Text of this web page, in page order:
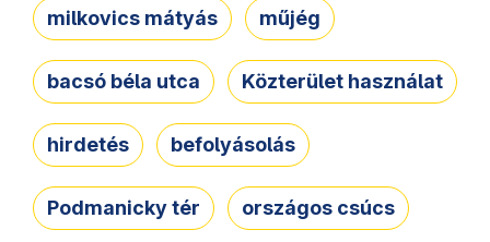
milkovics mátyás műjég
bacsó béla utca Közterület használat
hirdetés befolyásolás
Podmanicky tér országos csúcs